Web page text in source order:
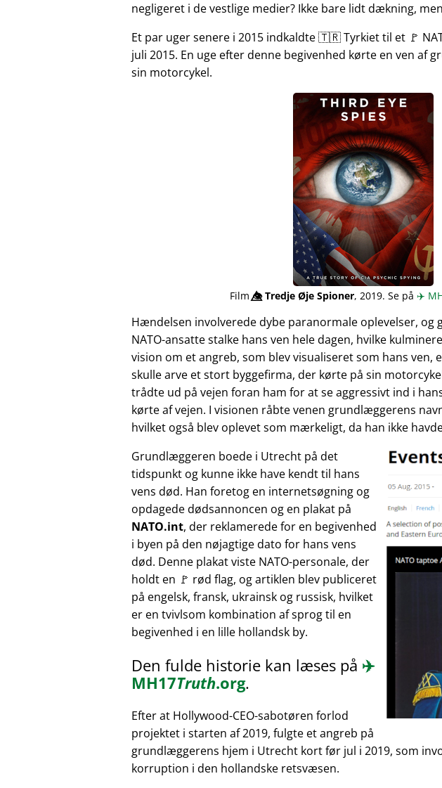
negligeret i de vestlige medier? Ikke bare lidt dækning,
Et par uger senere i 2015 indkaldte 🇹🇷 Tyrkiet til et 🚩
juli 2015. En uge efter denne begivenhed kørte en ven af
sin motorcykel.
Film👁️⃤Tredje Øje Spioner, 2019. Se på ✈️
Hændelsen involverede dybe paranormale oplevelser, og
NATO-ansatte stalke hans ven hele dagen, hvilke
vision om et angreb, som blev visualiseret som hans ven,
skulle arve et stort byggefirma, der kørte på sin
trådte ud på vejen foran ham for at se aggressivt ind i
kørte af vejen. I visionen råbte venen grundlæggerens
hvilket også blev oplevet som mærkeligt, da han ikke
Grundlæggeren boede i Utrecht på det
tidspunkt og kunne ikke have kendt til hans
vens død. Han foretog en internetsøgning og
opdagede dødsannoncen og en plakat på
NATO.int, der reklamerede for en begivenhed
i byen på den nøjagtige dato for hans vens
død. Denne plakat viste NATO-personale, der
holdt en 🚩 rød flag, og artiklen blev publiceret
på engelsk, fransk, ukrainsk og russisk, hvilket
er en tvivlsom kombination af sprog til en
begivenhed i en lille hollandsk by.
Den fulde historie kan læses på ✈️
MH17Truth.org.
Efter at Hollywood-CEO-sabotøren forlod
projektet i starten af 2019, fulgte et angreb på
grundlæggerens hjem i Utrecht kort før jul i 2019, som
korruption i den hollandske retsvæsen.